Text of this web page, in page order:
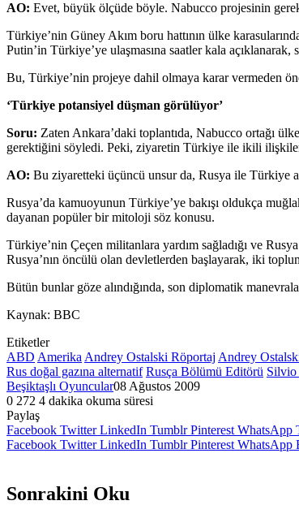
AO: Evet, büyük ölçüde böyle. Nabucco projesinin
Türkiye’nin Güney Akım boru hattının ülke
Putin’in Türkiye’ye ulaşmasına saatler kala açıklanarak,
Bu, Türkiye’nin projeye dahil olmaya karar vermeden
‘Türkiye potansiyel düşman görülüyor’
Soru: Zaten Ankara’daki toplantıda, Nabucco ortağı
gerektiğini söyledi. Peki, ziyaretin Türkiye ile ikili
AO: Bu ziyaretteki üçüncü unsur da, Rusya ile Türkiye
Rusya’da kamuoyunun Türkiye’ye bakışı oldukça
dayanan popüler bir mitoloji söz konusu.
Türkiye’nin Çeçen militanlara yardım sağladığı ve
Rusya’nın öncülü olan devletlerden başlayarak, iki
Bütün bunlar göze alındığında, son diplomatik
Kaynak: BBC
Etiketler
ABD Amerika Andrey Ostalski Röportaj Andrey
Rus doğal gazına alternatif Rusça Bölümü Editörü Silvio
Beşiktaşlı Oyuncular08 Ağustos 2009
0 272 4 dakika okuma süresi
Paylaş
Facebook Twitter LinkedIn Tumblr Pinterest WhatsApp
Facebook Twitter LinkedIn Tumblr Pinterest WhatsApp
Sonrakini Oku